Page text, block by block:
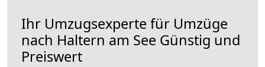
Ihr Umzugsexperte für Umzüge
nach Haltern am See Günstig und
Preiswert